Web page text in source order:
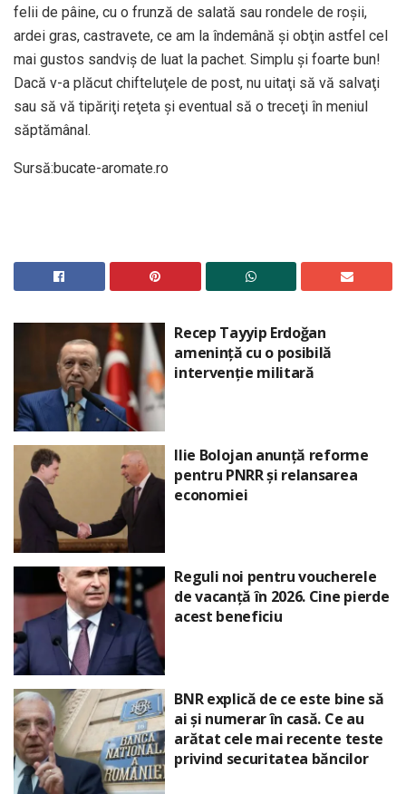
felii de pâine, cu o frunză de salată sau rondele de roşii,
ardei gras, castravete, ce am la îndemână şi obţin astfel cel
mai gustos sandviş de luat la pachet. Simplu şi foarte bun!
Dacă v-a plăcut chifteluţele de post, nu uitaţi să vă salvaţi
sau să vă tipăriţi reţeta şi eventual să o treceţi în meniul
săptămânal.
Sursă:bucate-aromate.ro
Recep Tayyip Erdoğan
amenință cu o posibilă
intervenție militară
Ilie Bolojan anunță reforme
pentru PNRR și relansarea
economiei
Reguli noi pentru voucherele
de vacanță în 2026. Cine pierde
acest beneficiu
BNR explică de ce este bine să
ai și numerar în casă. Ce au
arătat cele mai recente teste
privind securitatea băncilor